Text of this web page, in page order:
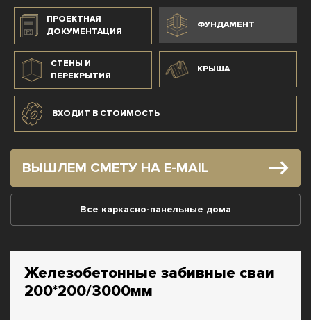
ПРОЕКТНАЯ
ДОКУМЕНТАЦИЯ
ФУНДАМЕНТ
СТЕНЫ И
ПЕРЕКРЫТИЯ
КРЫША
ВХОДИТ В СТОИМОСТЬ
ВЫШЛЕМ СМЕТУ НА E-MAIL
Все каркасно-панельные дома
Железобетонные забивные сваи
200*200/3000мм